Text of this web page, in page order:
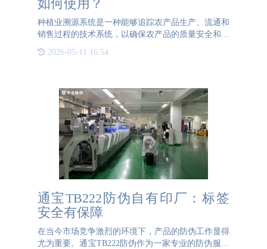
如何使用？
种植业溯源系统是一种能够追踪农产品生产、流通和
销售过程的技术系统，以确保农产品的质量安全和可
系统规模而有所不同。下面是一般情况下种植业溯源
2026-05-11 16:54
通宝TB222防伪自有印厂：标签
安全有保障
在当今市场竞争激烈的环境下，产品的防伪工作显得
尤为重要。通宝TB222防伪作为一家专业的防伪服务